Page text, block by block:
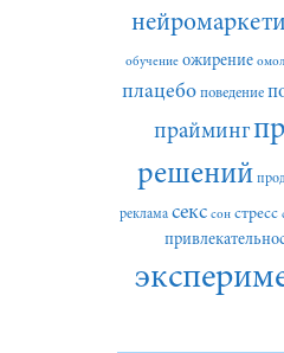
обучение ожирение
плацебо поведение
прайминг
решений
реклама секс сон стресс